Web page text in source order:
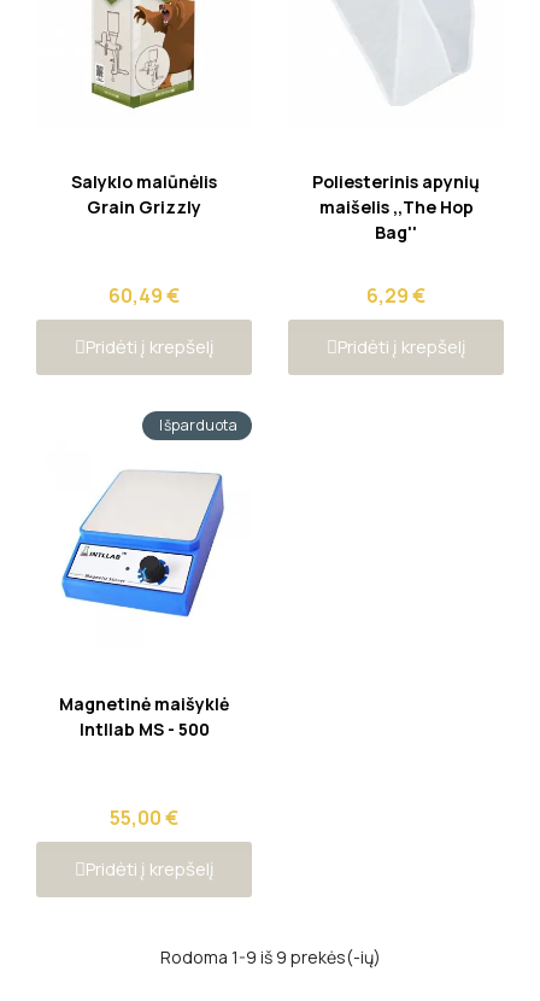
Greita peržiūra
Salyklo malūnėlis
Grain Grizzly
60,49 €
Pridėti į krepšelį
Greita peržiūra
Poliesterinis apynių
maišelis ,,The Hop
Bag''
6,29 €
Pridėti į krepšelį
Greita peržiūra
Išparduota
Magnetinė maišyklė
Intllab MS - 500
55,00 €
Pridėti į krepšelį
Rodoma 1-9 iš 9 prekės(-ių)